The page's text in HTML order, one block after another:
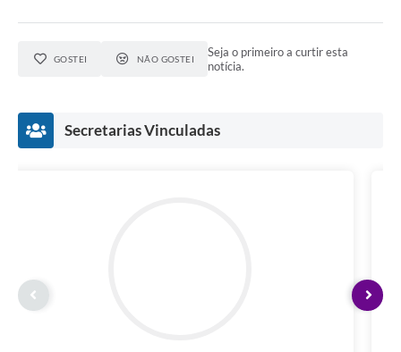
GOSTEI NÃO GOSTEI
Seja o primeiro a curtir esta
notícia.
Secretarias Vinculadas